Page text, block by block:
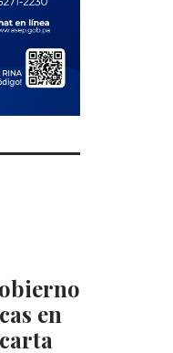
en